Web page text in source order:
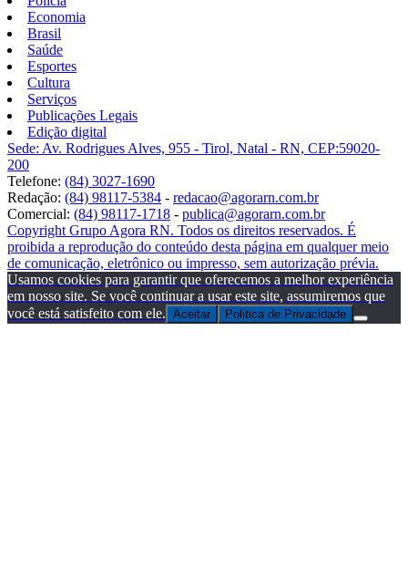
Economia
Brasil
Saúde
Esportes
Cultura
Serviços
Publicações Legais
Edição digital
Sede: Av. Rodrigues Alves, 955 - Tirol, Natal - RN, CEP:59020-
200
Telefone: (84) 3027-1690
Redação: (84) 98117-5384 - redacao@agorarn.com.br
Comercial: (84) 98117-1718 - publica@agorarn.com.br
Copyright Grupo Agora RN. Todos os direitos reservados. É
proibida a reprodução do conteúdo desta página em qualquer meio
de comunicação, eletrônico ou impresso, sem autorização prévia.
Usamos cookies para garantir que oferecemos a melhor experiência
em nosso site. Se você continuar a usar este site, assumiremos que
você está satisfeito com ele. Aceitar Politica de Privacidade